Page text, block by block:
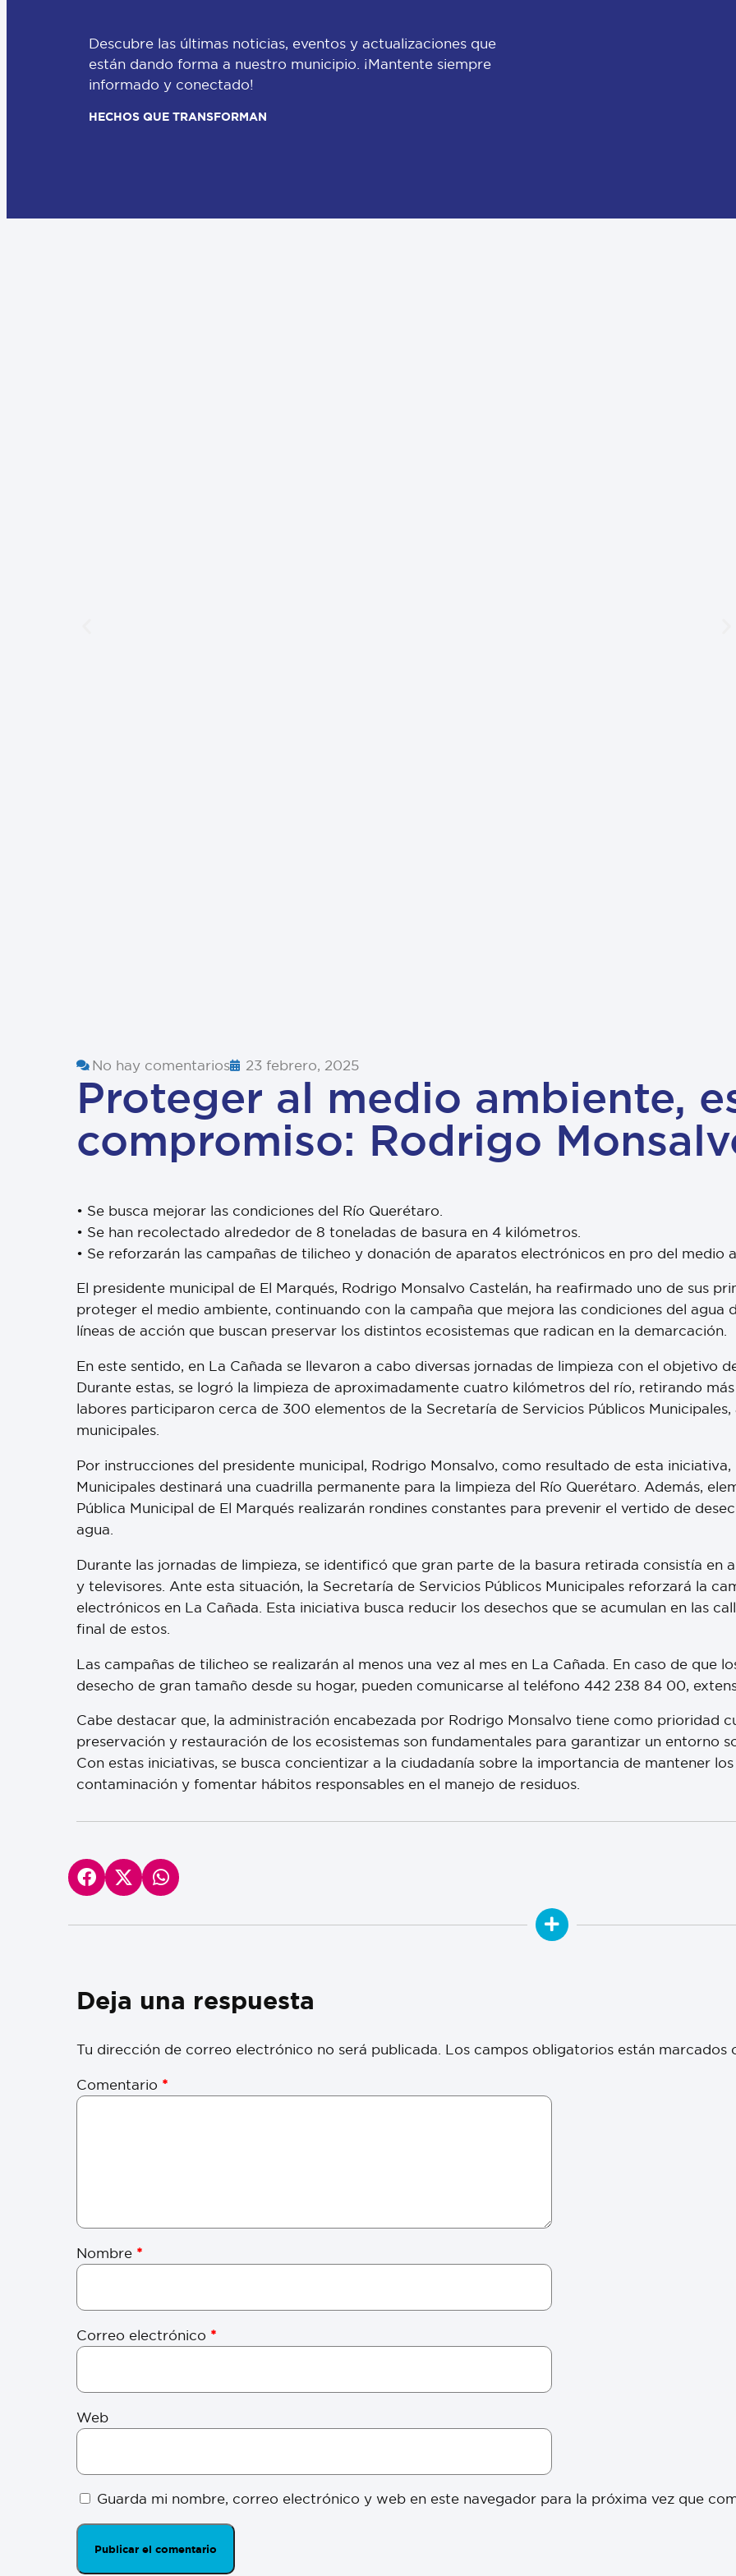
Descubre las últimas noticias, eventos y actualizaciones que
están dando forma a nuestro municipio. ¡Mantente siempre
informado y conectado!
HECHOS QUE TRANSFORMAN
No hay comentarios 23 febrero, 2025
Proteger al medio ambiente,
compromiso: Rodrigo
•⁠ ⁠Se busca mejorar las condiciones del Río Querétaro.
•⁠ ⁠Se han recolectado alrededor de 8 toneladas de basura en 4 kilómetros.
•⁠ ⁠Se reforzarán las campañas de tilicheo y donación de aparatos electrónicos en pro del medio
El presidente municipal de El Marqués, Rodrigo Monsalvo Castelán, ha reafirmado uno de sus
proteger el medio ambiente, continuando con la campaña que mejora las condiciones del agua
líneas de acción que buscan preservar los distintos ecosistemas que radican en la demarcación.
En este sentido, en La Cañada se llevaron a cabo diversas jornadas de limpieza con el objetivo
Durante estas, se logró la limpieza de aproximadamente cuatro kilómetros del río, retirando
labores participaron cerca de 300 elementos de la Secretaría de Servicios Públicos
municipales.
Por instrucciones del presidente municipal, Rodrigo Monsalvo, como resultado de esta
Municipales destinará una cuadrilla permanente para la limpieza del Río Querétaro. Además,
Pública Municipal de El Marqués realizarán rondines constantes para prevenir el vertido de
agua.
Durante las jornadas de limpieza, se identificó que gran parte de la basura retirada consistía en
y televisores. Ante esta situación, la Secretaría de Servicios Públicos Municipales reforzará la
electrónicos en La Cañada. Esta iniciativa busca reducir los desechos que se acumulan en las
final de estos.
Las campañas de tilicheo se realizarán al menos una vez al mes en La Cañada. En caso de que
desecho de gran tamaño desde su hogar, pueden comunicarse al teléfono 442 238 84 00,
Cabe destacar que, la administración encabezada por Rodrigo Monsalvo tiene como prioridad
preservación y restauración de los ecosistemas son fundamentales para garantizar un entorno
Con estas iniciativas, se busca concientizar a la ciudadanía sobre la importancia de mantener
contaminación y fomentar hábitos responsables en el manejo de residuos.
Deja una respuesta
Tu dirección de correo electrónico no será publicada. Los campos obligatorios están marcados
Comentario *
Nombre *
Correo electrónico *
Web
Guarda mi nombre, correo electrónico y web en este navegador para la próxima vez que